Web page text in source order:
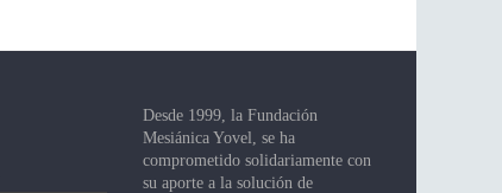
Desde 1999, la Fundación
Mesiánica Yovel, se ha
comprometido solidariamente con
su aporte a la solución de